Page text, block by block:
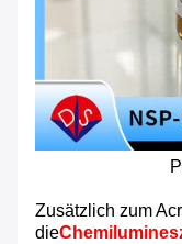
Zusätzlich zum
die